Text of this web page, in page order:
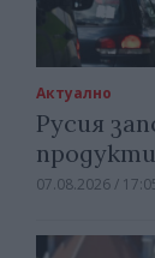
Актуално
Русия
07.08.2026 /